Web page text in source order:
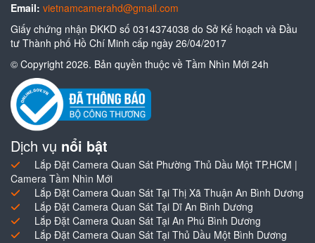
Email: vietnamcamerahd@gmail.com
Giấy chứng nhận ĐKKD số 0314374038 do Sở Kế hoạch và Đầu
tư Thành phố Hồ Chí Minh cấp ngày 26/04/2017
© Copyright 2026. Bản quyền thuộc về Tầm Nhìn Mới 24h
Dịch vụ nổi bật
Lắp Đặt Camera Quan Sát Phường Thủ Dầu Một TP.HCM |
Camera Tầm Nhìn Mới
Lắp Đặt Camera Quan Sát Tại Thị Xã Thuận An Bình Dương
Lắp Đặt Camera Quan Sát Tại Dĩ An Bình Dương
Lắp Đặt Camera Quan Sát Tại An Phú Bình Dương
Lắp Đặt Camera Quan Sát Tại Thủ Dầu Một Bình Dương